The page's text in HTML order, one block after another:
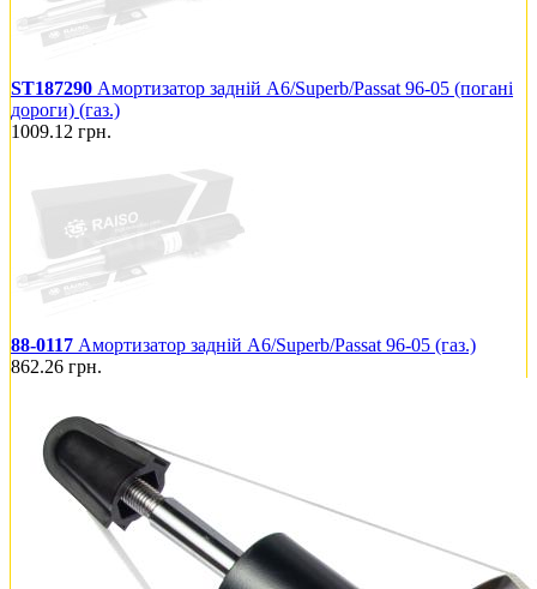
ST187290 Амортизатор задній A6/Superb/Passat 96-05 (погані
дороги) (газ.)
1009.12 грн.
88-0117 Амортизатор задній A6/Superb/Passat 96-05 (газ.)
862.26 грн.